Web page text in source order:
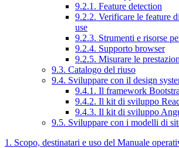
9.2.1. Feature detection
9.2.2. Verificare le feature
use
9.2.3. Strumenti e risorse
9.2.4. Supporto browser
9.2.5. Misurare le
9.3. Catalogo del riuso
9.4. Sviluppare con il design
9.4.1. Il framework
9.4.2. Il kit di sviluppo
9.4.3. Il kit di sviluppo
9.5. Sviluppare con i modelli di
1. Scopo, destinatari e uso del Manuale